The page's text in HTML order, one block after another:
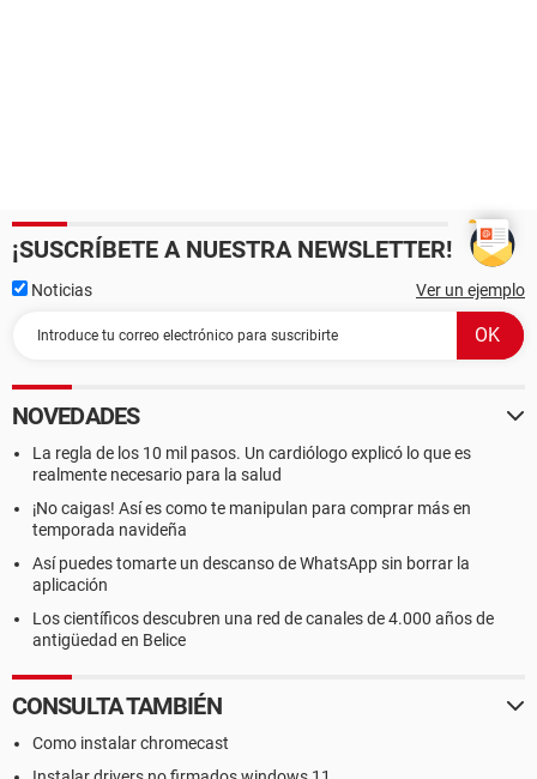
¡SUSCRÍBETE A NUESTRA NEWSLETTER!
Noticias Ver un ejemplo
NOVEDADES
La regla de los 10 mil pasos. Un cardiólogo explicó lo que es
realmente necesario para la salud
¡No caigas! Así es como te manipulan para comprar más en
temporada navideña
Así puedes tomarte un descanso de WhatsApp sin borrar la
aplicación
Los científicos descubren una red de canales de 4.000 años de
antigüedad en Belice
CONSULTA TAMBIÉN
Como instalar chromecast